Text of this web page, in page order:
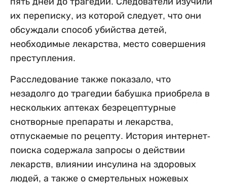
их переписку, из которой следует, что они
обсуждали способ убийства детей,
необходимые лекарства, место совершения
преступления.
Расследование также показало, что
незадолго до трагедии бабушка приобрела в
нескольких аптеках безрецептурные
снотворные препараты и лекарства,
отпускаемые по рецепту. История интернет-
поиска содержала запросы о действии
лекарств, влиянии инсулина на здоровых
людей, а также о смертельных ножевых